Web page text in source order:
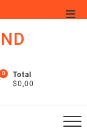
0
Total
$0,00